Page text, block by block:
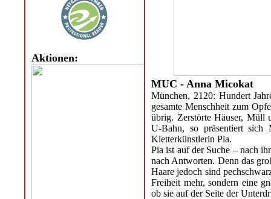
Aktionen:
MUC - Anna Micokat
München, 2120: Hundert
gesamte Menschheit zum
übrig. Zerstörte Häuser, Müll
U-Bahn, so präsentiert
Kletterkünstlerin Pia.
Pia ist auf der Suche – nach
nach Antworten. Denn das
Haare jedoch sind
Freiheit mehr, sondern eine
ob sie auf der Seite der